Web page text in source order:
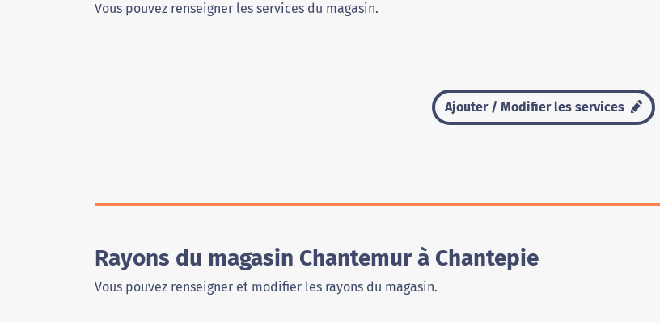
Vous pouvez renseigner les services du magasin.
Ajouter / Modifier les services
Rayons du magasin Chantemur à Chantepie
Vous pouvez renseigner et modifier les rayons du magasin.